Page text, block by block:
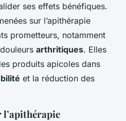
ses effets bénéfiques.
sur l’apithérapie
prometteurs, notamment
arthritiques. Elles
produits apicoles dans
et la réduction des
l’apithérapie